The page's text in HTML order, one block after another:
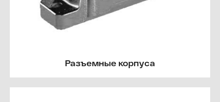
Разъемные корпуса